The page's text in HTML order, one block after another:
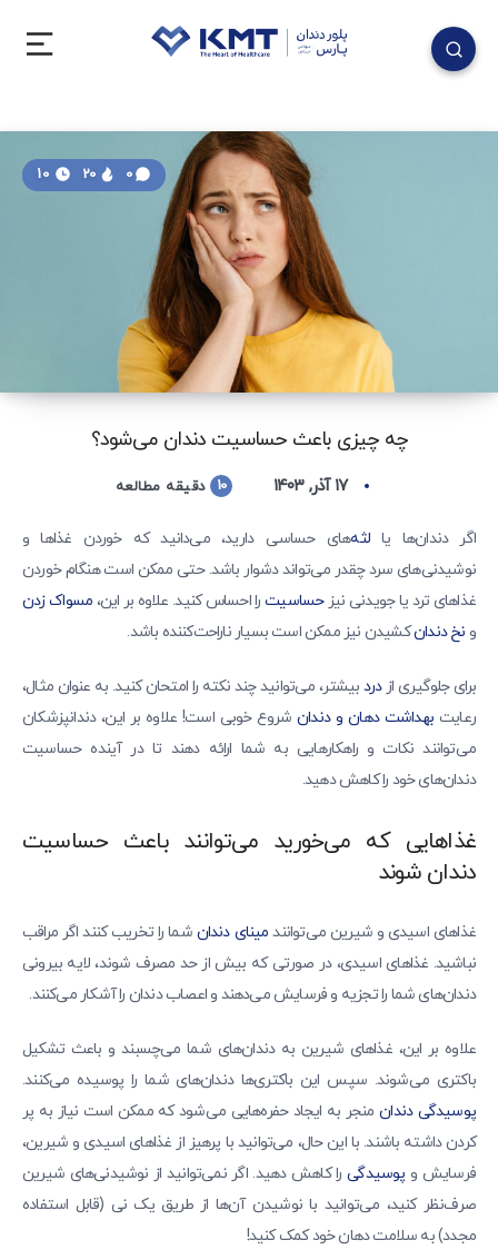
چه چیزی باعث حساسیت دندان می‌شود؟
0
20
۱۷ آذر, ۱۴۰۳ 10 دقیقه مطالعه
اگر دندان‌ها یالثه‌های حساسی دارید، می‌دانید که خوردن غذاها و
نوشیدنی‌های سرد چقدر می‌تواند دشوار باشد. حتی ممکن است هنگام خوردن
غذاهای ترد یا جویدنی نیزحساسیترا احساس کنید. علاوه بر این، مسواک زدن
و نخ دندانکشیدن نیز ممکن است بسیار ناراحت‌کننده باشد.
برای جلوگیری ازدردبیشتر، می‌توانید چند نکته را امتحان کنید. به عنوان مثال،
رعایت بهداشت دهان و دندانشروع خوبی است! علاوه بر این، دندانپزشکان
می‌توانند نکات و راهکارهایی به شما ارائه دهند تا در آینده حساسیت
دندان‌های خود را کاهش دهید.
غذاهایی که می‌خورید می‌توانند باعث حساسیت
دندان شوند
غذاهای اسیدی و شیرین می‌توانندمینای دندان شما را تخریب کنند اگر مراقب
نباشید. غذاهای اسیدی، در صورتی که بیش از حد مصرف شوند، لایه بیرونی
دندان‌های شما را تجزیه و فرسایش می‌دهند و اعصاب دندان را آشکار می‌کنند.
علاوه بر این، غذاهای شیرین به دندان‌های شما می‌چسبند و باعث تشکیل
باکتری می‌شوند. سپس این باکتری‌ها دندان‌های شما را پوسیده می‌کنند.
پوسیدگی دندانمنجر به ایجاد حفره‌هایی می‌شود که ممکن است نیاز به پر
کردن داشته باشند. با این حال، می‌توانید با پرهیز از غذاهای اسیدی و شیرین،
فرسایش و پوسیدگیرا کاهش دهید. اگر نمی‌توانید از نوشیدنی‌های شیرین
صرف‌نظر کنید، می‌توانید با نوشیدن آن‌ها از طریق یک نی (قابل استفاده
مجدد) به سلامت دهان خود کمک کنید!